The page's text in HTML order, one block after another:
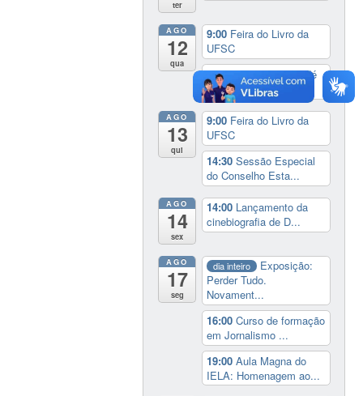
ter
AGO
12
qua
9:00 Feira do Livro da
UFSC
17:003º Prêmio Zahidé
Muzart
AGO
13
qui
9:00 Feira do Livro da
UFSC
14:30Sessão Especial
do Conselho Esta...
AGO
14
sex
14:00 Lançamento da
cinebiografia de D...
AGO
17
seg
dia inteiro
Exposição:
Perder Tudo.
Novament...
16:00Curso de formação
em Jornalismo ...
19:00Aula Magna do
IELA: Homenagem ao...